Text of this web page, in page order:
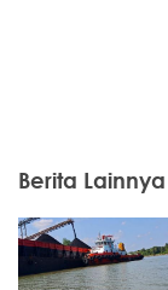
Berita Lainnya